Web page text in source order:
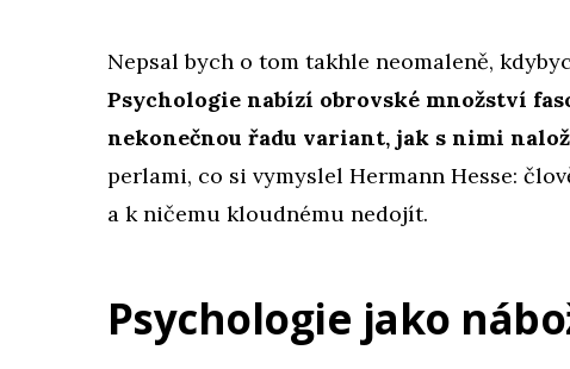
Nepsal bych o tom takhle neomaleně,
Psychologie nabízí obrovské množství
nekonečnou řadu variant, jak s nimi
perlami, co si vymyslel Hermann Hesse:
a k ničemu kloudnému nedojít.
Psychologie jako